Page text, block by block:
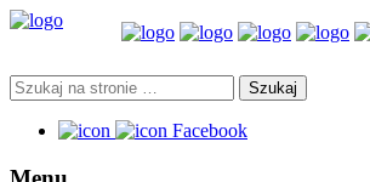
Facebook